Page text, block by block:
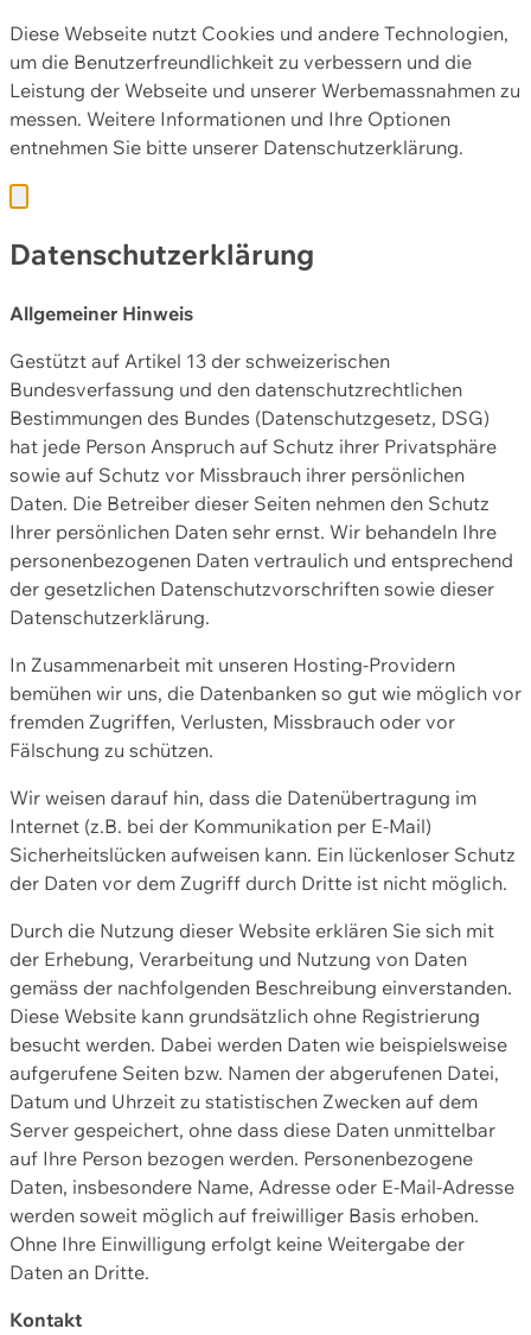
Diese Webseite nutzt Cookies und andere Technologien,
um die Benutzerfreundlichkeit zu verbessern und die
Leistung der Webseite und unserer Werbemassnahmen zu
messen. Weitere Informationen und Ihre Optionen
entnehmen Sie bitte unserer Datenschutzerklärung.
Datenschutzerklärung
Allgemeiner Hinweis
Gestützt auf Artikel 13 der schweizerischen
Bundesverfassung und den datenschutzrechtlichen
Bestimmungen des Bundes (Datenschutzgesetz, DSG)
hat jede Person Anspruch auf Schutz ihrer Privatsphäre
sowie auf Schutz vor Missbrauch ihrer persönlichen
Daten. Die Betreiber dieser Seiten nehmen den Schutz
Ihrer persönlichen Daten sehr ernst. Wir behandeln Ihre
personenbezogenen Daten vertraulich und entsprechend
der gesetzlichen Datenschutzvorschriften sowie dieser
Datenschutzerklärung.
In Zusammenarbeit mit unseren Hosting-Providern
bemühen wir uns, die Datenbanken so gut wie möglich vor
fremden Zugriffen, Verlusten, Missbrauch oder vor
Fälschung zu schützen.
Wir weisen darauf hin, dass die Datenübertragung im
Internet (z.B. bei der Kommunikation per E-Mail)
Sicherheitslücken aufweisen kann. Ein lückenloser Schutz
der Daten vor dem Zugriff durch Dritte ist nicht möglich.
Durch die Nutzung dieser Website erklären Sie sich mit
der Erhebung, Verarbeitung und Nutzung von Daten
gemäss der nachfolgenden Beschreibung einverstanden.
Diese Website kann grundsätzlich ohne Registrierung
besucht werden. Dabei werden Daten wie beispielsweise
aufgerufene Seiten bzw. Namen der abgerufenen Datei,
Datum und Uhrzeit zu statistischen Zwecken auf dem
Server gespeichert, ohne dass diese Daten unmittelbar
auf Ihre Person bezogen werden. Personenbezogene
Daten, insbesondere Name, Adresse oder E-Mail-Adresse
werden soweit möglich auf freiwilliger Basis erhoben.
Ohne Ihre Einwilligung erfolgt keine Weitergabe der
Daten an Dritte.
Kontakt